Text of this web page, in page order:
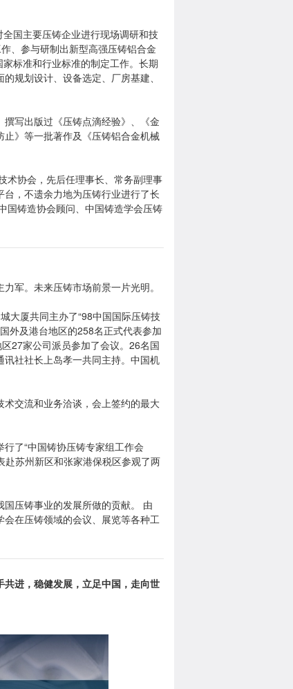
国主要压铸企业进行现场调研和技
、参与研制出新型高强压铸铝合金
标准和行业标准的制定工作。长期
规划设计、设备选定、厂房基建、
写出版过《压铸点滴经验》、《金
》等一批著作及《压铸铝合金机械
术协会，先后任理事长、常务副理事
，不遗余力地为压铸行业进行了长
国铸造协会顾问、中国铸造学会压铸
军。未来压铸市场前景一片光明。
大厦共同主办了“98中国国际压铸技
外及港台地区的258名正式代表参加
27家公司派员参加了会议。26名国
社社长上岛孝一共同主持。中国机
交流和业务洽谈，会上签约的最大
了“中国铸协压铸专家组工作会
赴苏州新区和张家港保税区参观了两
压铸事业的发展所做的贡献。 由
在压铸领域的会议、展览等各种工
进，稳健发展，立足中国，走向世